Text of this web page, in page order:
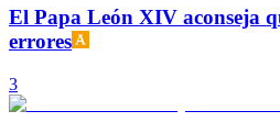
El Papa León XIV aconseja
errores
3